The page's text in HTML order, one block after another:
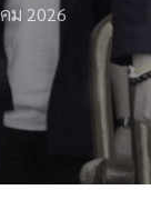
ม 2026